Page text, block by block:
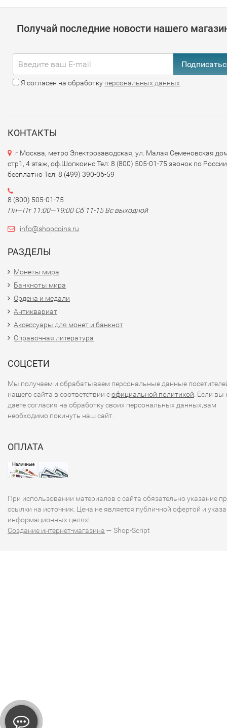
Получай последние новости нашего
Я согласен на обработку персональных данных
КОНТАКТЫ
г.Москва, метро Электрозаводская, ул. Малая Семеновская
стр1, 4 этаж, оф.Шопкоинс Тел: 8 (800) 505-01-75 звонок по России
бесплатно Тел: 8 (499) 390-06-59
8 (800) 505-01-75
Пн—Пт 11:00—19:00 Сб 11-15 Вс выходной
info@shopcoins.ru
РАЗДЕЛЫ
Монеты мира
Банкноты мира
Ордена и медали
Антиквариат
Аксессуары для монет и банкнот
Справочная литература
СОЦСЕТИ
Мы получаем и обрабатываем персональные данные
нашего сайта в соответствии софициальной политикой. Если вы
даете согласия на обработку своих персональных данных,вам
необходимо покинуть наш сайт.
ОПЛАТА
При использовании материалов с сайта обязательно указание
ссылки на источник. Цена не является публичной офертой и
информационных целях!
Создание интернет-магазина — Shop-Script